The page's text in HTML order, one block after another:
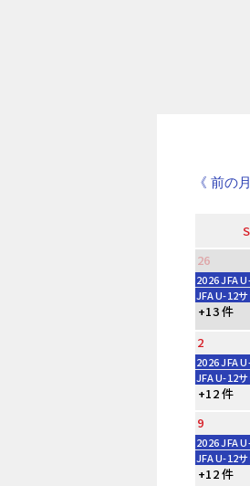
《 前の月
26
2026 JFA
JFA U-12
+13 件
2
2026 JFA
JFA U-12
+12 件
9
2026 JFA
JFA U-12
+12 件